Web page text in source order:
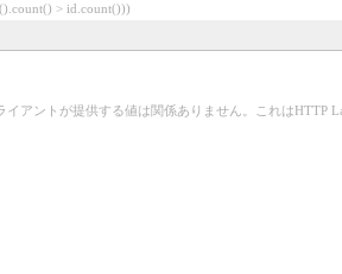
> id.count()))
アントが提供する値は関係ありません。これはHTTP